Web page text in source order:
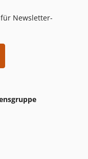
Newsletter-